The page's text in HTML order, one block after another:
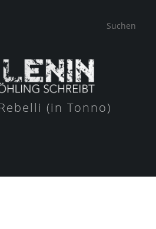
(in Tonno)